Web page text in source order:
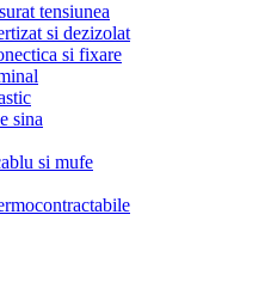
tensiunea
si dezizolat
si fixare
sina
si mufe